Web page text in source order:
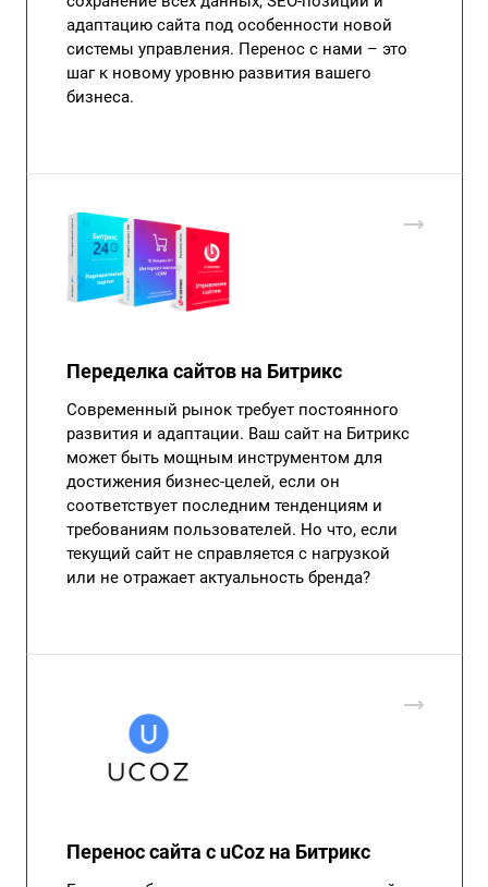
адаптацию сайта под особенности новой
системы управления. Перенос с нами – это
шаг к новому уровню развития вашего
бизнеса.
Переделка сайтов на Битрикс
Современный рынок требует постоянного
развития и адаптации. Ваш сайт на Битрикс
может быть мощным инструментом для
достижения бизнес-целей, если он
соответствует последним тенденциям и
требованиям пользователей. Но что, если
текущий сайт не справляется с нагрузкой
или не отражает актуальность бренда?
Перенос сайта с uCoz на Битрикс